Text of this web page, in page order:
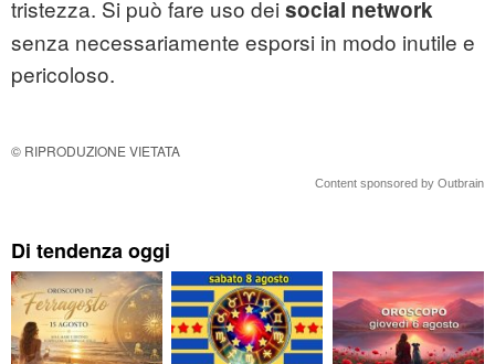
tristezza. Si può fare uso dei social network
senza necessariamente esporsi in modo inutile e
pericoloso.
© RIPRODUZIONE VIETATA
Content sponsored by Outbrain
Di tendenza oggi